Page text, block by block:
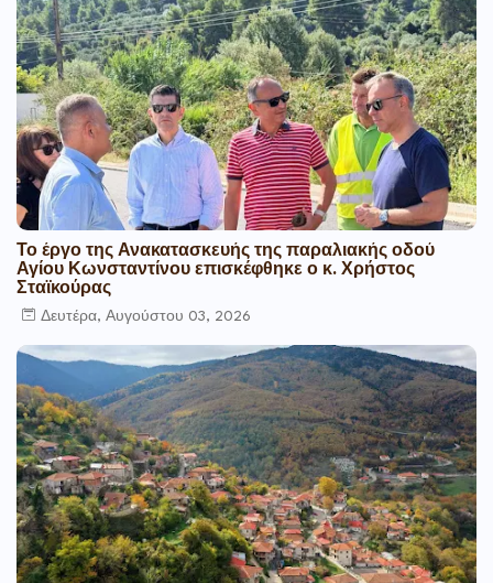
Το έργο της Ανακατασκευής της παραλιακής οδού
Αγίου Κωνσταντίνου επισκέφθηκε ο κ. Χρήστος
Σταϊκούρας
Δευτέρα, Αυγούστου 03, 2026